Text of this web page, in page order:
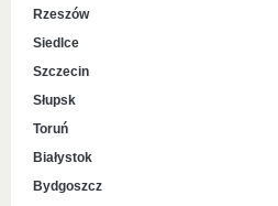
Rzeszów
Siedlce
Szczecin
Słupsk
Toruń
Białystok
Bydgoszcz